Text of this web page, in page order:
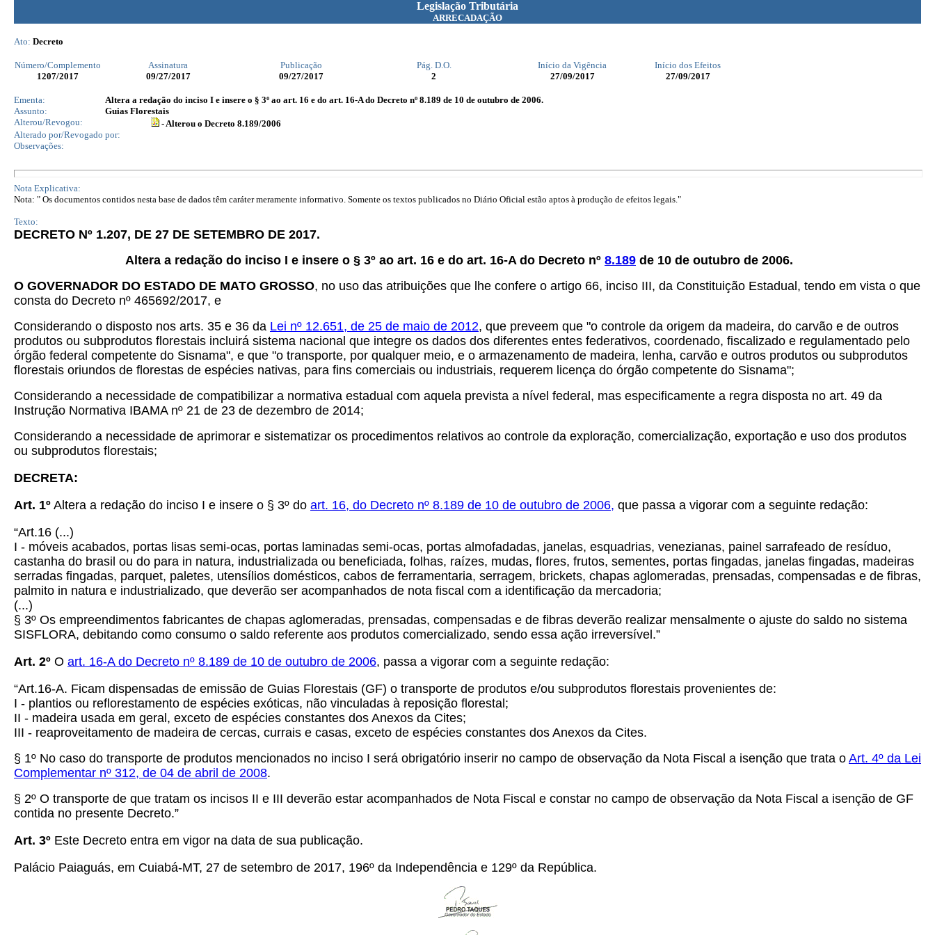
Legislação Tributária
ARRECADAÇÃO
Ato: Decreto
Número/Complemento Assinatura Publicação Pág. D.O. Início da Vigência
Início dos Efeitos
1207/2017 09/27/2017 09/27/2017 2 27/09/2017 27/09/2017
Ementa:
Altera a redação do inciso I e insere o § 3º ao art. 16 e do art. 16-A do Decreto nº 8.189 de 10 de outubro de 2006.
Assunto:
Guias Florestais
Alterou/Revogou:
- Alterou o Decreto 8.189/2006
Alterado por/Revogado por:
Observações:
Nota Explicativa:
Nota: " Os documentos contidos nesta base de dados têm caráter meramente informativo. Somente os textos publicados no Diário Oficial estão aptos à produção de efeitos legais."
Texto:
DECRETO Nº 1.207, DE 27 DE SETEMBRO DE 2017.
Altera a redação do inciso I e insere o § 3º ao art. 16 e do art. 16-A do Decreto nº 8.189 de 10 de outubro de 2006.
O GOVERNADOR DO ESTADO DE MATO GROSSO, no uso das atribuições que lhe confere o artigo 66, inciso III, da Constituição Estadual, tendo em vista o que
consta do Decreto nº 465692/2017, e
Considerando o disposto nos arts. 35 e 36 da Lei nº 12.651, de 25 de maio de 2012, que preveem que "o controle da origem da madeira, do carvão e de outros
produtos ou subprodutos florestais incluirá sistema nacional que integre os dados dos diferentes entes federativos, coordenado, fiscalizado e regulamentado pelo
órgão federal competente do Sisnama", e que "o transporte, por qualquer meio, e o armazenamento de madeira, lenha, carvão e outros produtos ou subprodutos
florestais oriundos de florestas de espécies nativas, para fins comerciais ou industriais, requerem licença do órgão competente do Sisnama";
Considerando a necessidade de compatibilizar a normativa estadual com aquela prevista a nível federal, mas especificamente a regra disposta no art. 49 da
Instrução Normativa IBAMA nº 21 de 23 de dezembro de 2014;
Considerando a necessidade de aprimorar e sistematizar os procedimentos relativos ao controle da exploração, comercialização, exportação e uso dos produtos
ou subprodutos florestais;
DECRETA:
Art. 1º Altera a redação do inciso I e insere o § 3º do art. 16, do Decreto nº 8.189 de 10 de outubro de 2006, que passa a vigorar com a seguinte redação:
“Art.16 (...)
I - móveis acabados, portas lisas semi-ocas, portas laminadas semi-ocas, portas almofadadas, janelas, esquadrias, venezianas, painel sarrafeado de resíduo,
castanha do brasil ou do para in natura, industrializada ou beneficiada, folhas, raízes, mudas, flores, frutos, sementes, portas fingadas, janelas fingadas, madeiras
serradas fingadas, parquet, paletes, utensílios domésticos, cabos de ferramentaria, serragem, brickets, chapas aglomeradas, prensadas, compensadas e de fibras,
palmito in natura e industrializado, que deverão ser acompanhados de nota fiscal com a identificação da mercadoria;
(...)
§ 3º Os empreendimentos fabricantes de chapas aglomeradas, prensadas, compensadas e de fibras deverão realizar mensalmente o ajuste do saldo no sistema
SISFLORA, debitando como consumo o saldo referente aos produtos comercializado, sendo essa ação irreversível.”
Art. 2º O art. 16-A do Decreto nº 8.189 de 10 de outubro de 2006, passa a vigorar com a seguinte redação:
“Art.16-A. Ficam dispensadas de emissão de Guias Florestais (GF) o transporte de produtos e/ou subprodutos florestais provenientes de:
I - plantios ou reflorestamento de espécies exóticas, não vinculadas à reposição florestal;
II - madeira usada em geral, exceto de espécies constantes dos Anexos da Cites;
III - reaproveitamento de madeira de cercas, currais e casas, exceto de espécies constantes dos Anexos da Cites.
§ 1º No caso do transporte de produtos mencionados no inciso I será obrigatório inserir no campo de observação da Nota Fiscal a isenção que trata o Art. 4º da Lei
Complementar nº 312, de 04 de abril de 2008.
§ 2º O transporte de que tratam os incisos II e III deverão estar acompanhados de Nota Fiscal e constar no campo de observação da Nota Fiscal a isenção de GF
contida no presente Decreto.”
Art. 3º Este Decreto entra em vigor na data de sua publicação.
Palácio Paiaguás, em Cuiabá-MT, 27 de setembro de 2017, 196º da Independência e 129º da República.